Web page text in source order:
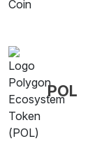
POL